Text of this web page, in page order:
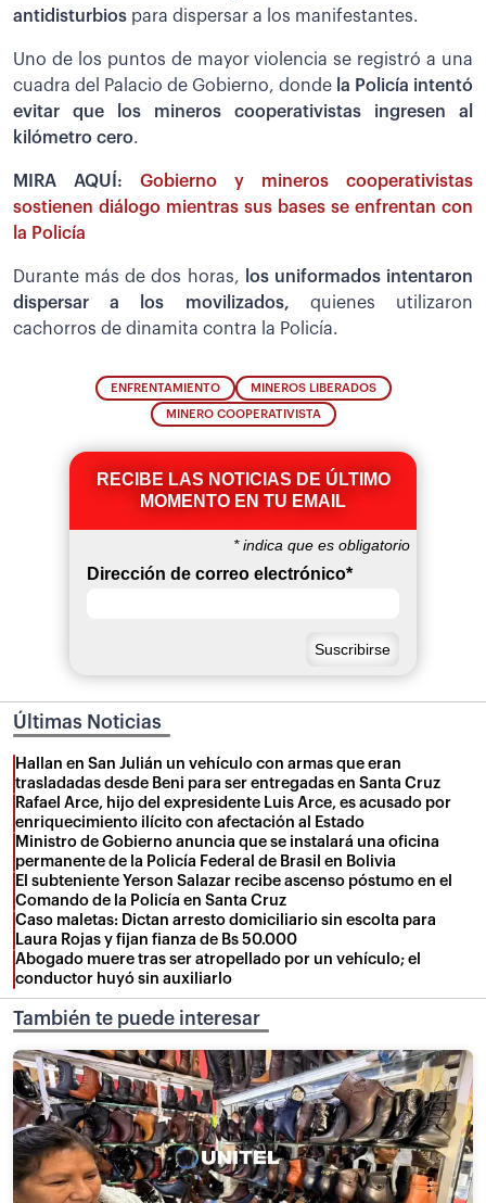
antidisturbios para dispersar a los manifestantes.
Uno de los puntos de mayor violencia se registró a una
cuadra del Palacio de Gobierno, donde la Policía intentó
evitar que los mineros cooperativistas ingresen al
kilómetro cero.
MIRA AQUÍ: Gobierno y mineros cooperativistas
sostienen diálogo mientras sus bases se enfrentan con
la Policía
Durante más de dos horas,
los uniformados intentaron
dispersar a los movilizados, quienes utilizaron
cachorros de dinamita contra la Policía.
ENFRENTAMIENTO MINEROS LIBERADOS
MINERO COOPERATIVISTA
RECIBE LAS NOTICIAS DE ÚLTIMO
MOMENTO EN TU EMAIL
*indica que es obligatorio
Dirección de correo electrónico*
Últimas Noticias
Hallan en San Julián un vehículo con armas que eran
trasladadas desde Beni para ser entregadas en Santa Cruz
Rafael Arce, hijo del expresidente Luis Arce, es acusado por
enriquecimiento ilícito con afectación al Estado
Ministro de Gobierno anuncia que se instalará una oficina
permanente de la Policía Federal de Brasil en Bolivia
El subteniente Yerson Salazar recibe ascenso póstumo en el
Comando de la Policía en Santa Cruz
Caso maletas: Dictan arresto domiciliario sin escolta para
Laura Rojas y fijan fianza de Bs 50.000
Abogado muere tras ser atropellado por un vehículo; el
conductor huyó sin auxiliarlo
También te puede interesar